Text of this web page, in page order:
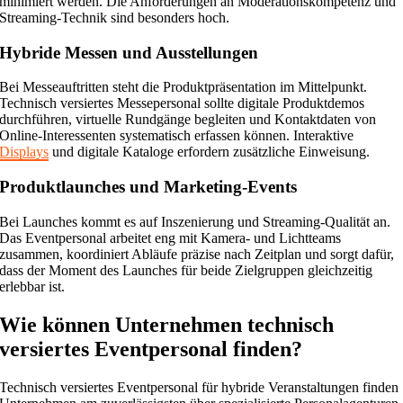
Streaming-Technik sind besonders hoch.
Hybride Messen und Ausstellungen
Bei Messeauftritten steht die Produktpräsentation im Mittelpunkt.
Technisch versiertes Messepersonal sollte digitale Produktdemos
durchführen, virtuelle Rundgänge begleiten und Kontaktdaten von
Online-Interessenten systematisch erfassen können. Interaktive
Displays und digitale Kataloge erfordern zusätzliche Einweisung.
Produktlaunches und Marketing-Events
Bei Launches kommt es auf Inszenierung und Streaming-Qualität an.
Das Eventpersonal arbeitet eng mit Kamera- und Lichtteams
zusammen, koordiniert Abläufe präzise nach Zeitplan und sorgt dafür,
dass der Moment des Launches für beide Zielgruppen gleichzeitig
erlebbar ist.
Wie können Unternehmen technisch
versiertes Eventpersonal finden?
Technisch versiertes Eventpersonal für hybride Veranstaltungen finden